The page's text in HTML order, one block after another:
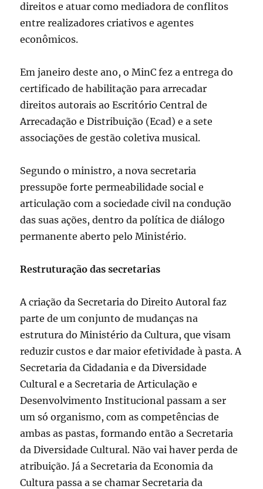
direitos e atuar como mediadora de conflitos
entre realizadores criativos e agentes
econômicos.
Em janeiro deste ano, o MinC fez a entrega do
certificado de habilitação para arrecadar
direitos autorais ao Escritório Central de
Arrecadação e Distribuição (Ecad) e a sete
associações de gestão coletiva musical.
Segundo o ministro, a nova secretaria
pressupõe forte permeabilidade social e
articulação com a sociedade civil na condução
das suas ações, dentro da política de diálogo
permanente aberto pelo Ministério.
Restruturação das secretarias
A criação da Secretaria do Direito Autoral faz
parte de um conjunto de mudanças na
estrutura do Ministério da Cultura, que visam
reduzir custos e dar maior efetividade à pasta. A
Secretaria da Cidadania e da Diversidade
Cultural e a Secretaria de Articulação e
Desenvolvimento Institucional passam a ser
um só organismo, com as competências de
ambas as pastas, formando então a Secretaria
da Diversidade Cultural. Não vai haver perda de
atribuição. Já a Secretaria da Economia da
Cultura passa a se chamar Secretaria da